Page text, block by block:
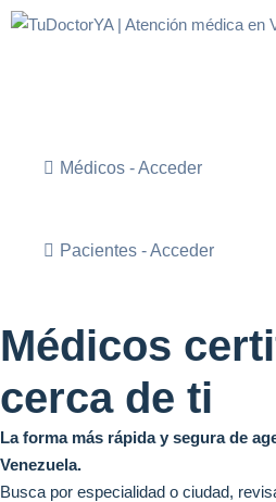
Médicos - Acceder
Pacientes - Acceder
Médicos
cerca de ti
La forma más rápida y segura de
Venezuela.
Busca por especialidad o ciudad,